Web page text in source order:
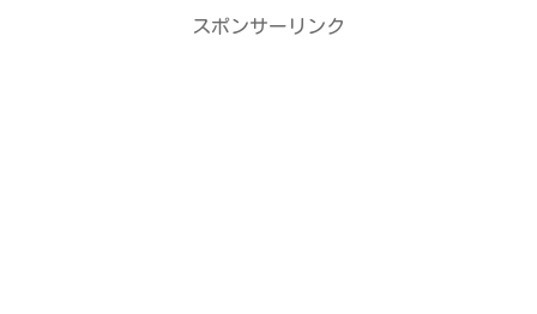
スポンサーリンク